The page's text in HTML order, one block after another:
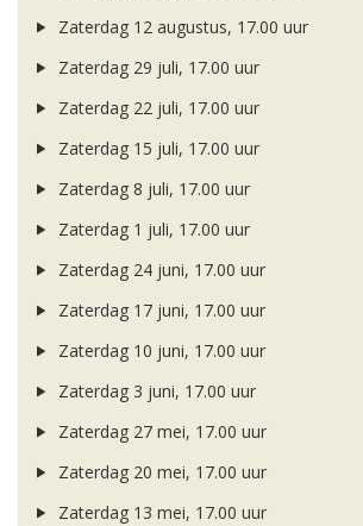
Zaterdag 12 augustus, 17.00 uur
Zaterdag 29 juli, 17.00 uur
Zaterdag 22 juli, 17.00 uur
Zaterdag 15 juli, 17.00 uur
Zaterdag 8 juli, 17.00 uur
Zaterdag 1 juli, 17.00 uur
Zaterdag 24 juni, 17.00 uur
Zaterdag 17 juni, 17.00 uur
Zaterdag 10 juni, 17.00 uur
Zaterdag 3 juni, 17.00 uur
Zaterdag 27 mei, 17.00 uur
Zaterdag 20 mei, 17.00 uur
Zaterdag 13 mei, 17.00 uur